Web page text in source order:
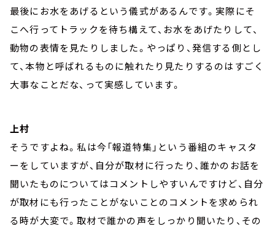
最後にお水をあげるという儀式があるんです。実際にそ
こへ行ってトラックを待ち構えて、お水をあげたりして、
動物の表情を見たりしました。やっぱり、発信する側とし
て、本物と呼ばれるものに触れたり見たりするのはすごく
大事なことだな、って実感しています。
上村
そうですよね。私は今「報道特集」という番組のキャスタ
ーをしていますが、自分が取材に行ったり、誰かのお話を
聞いたものについてはコメントしやすいんですけど、自分
が取材にも行ったことがないことのコメントを求められ
る時が大変で。取材で誰かの声をしっかり聞いたり、その